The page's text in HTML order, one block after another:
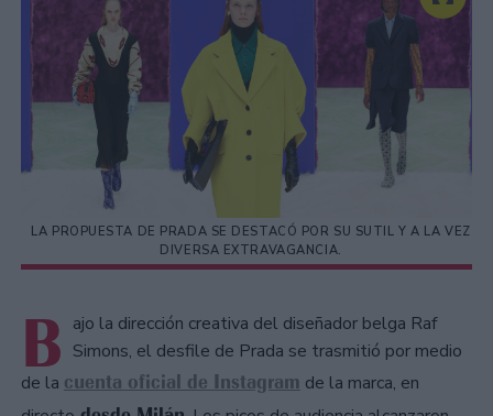
LA PROPUESTA DE PRADA SE DESTACÓ POR SU SUTIL Y A LA VEZ
DIVERSA EXTRAVAGANCIA.
B ajo la dirección creativa del diseñador belga Raf
Simons, el desfile de Prada se trasmitió por medio
de la cuenta oficial de Instagram de la marca, en